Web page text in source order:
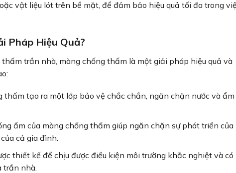
vật liệu lót trên bề mặt, để đảm bảo hiệu quả tối đa trong
Pháp Hiệu Quả?
trần nhà, màng chống thấm là một giải pháp hiệu quả và
thấm tạo ra một lớp bảo vệ chắc chắn, ngăn chặn nước và ẩm
ẩm của màng chống thấm giúp ngăn chặn sự phát triển của
cả gia đình.
thiết kế để chịu được điều kiện môi trường khắc nghiệt và có
trần nhà.